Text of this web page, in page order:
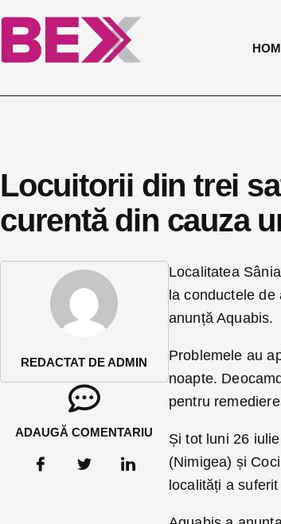
Locuitorii din trei
curentă din cauza
REDACTAT DE ADMIN
ADAUGĂ COMENTARIU
Localitatea
la conductele
anunță Aquabis.
Problemele au
noapte.
pentru
Și tot luni 26
(Nimigea) și
localități a